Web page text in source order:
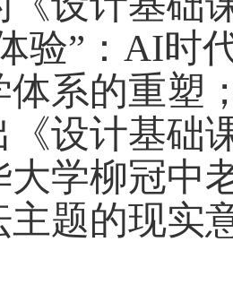
体验”：AI
体系的重塑
《设计基础
大学柳冠中
主题的现实